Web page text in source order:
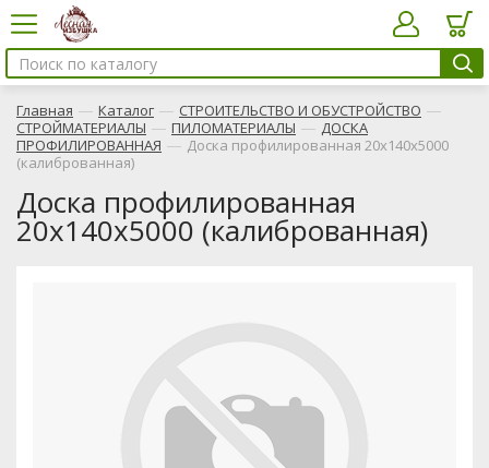
Главная — Каталог — СТРОИТЕЛЬСТВО И ОБУСТРОЙСТВО —
СТРОЙМАТЕРИАЛЫ — ПИЛОМАТЕРИАЛЫ — ДОСКА
ПРОФИЛИРОВАННАЯ — Доска профилированная 20х140х5000
(калиброванная)
Доска профилированная
20х140х5000 (калиброванная)